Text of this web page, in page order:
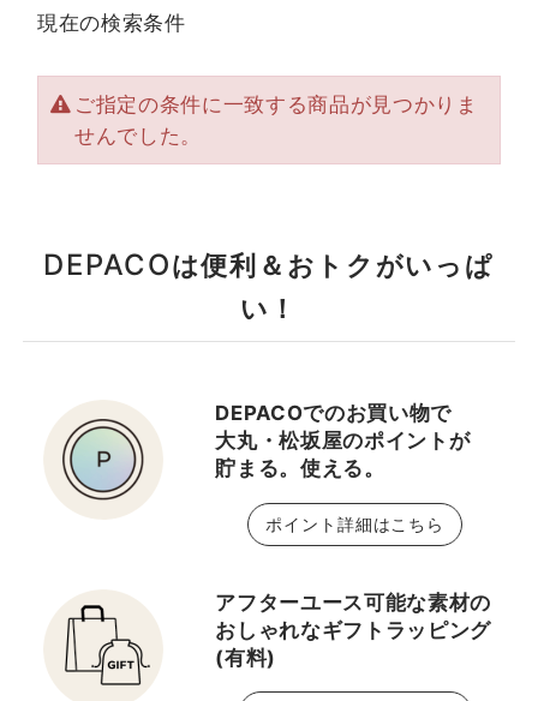
現在の検索条件
ご指定の条件に一致する商品が見つかりま
せんでした。
DEPACOは便利＆おトクがいっぱ
い！
DEPACOでのお買い物で
大丸・松坂屋のポイントが
貯まる。使える。
ポイント詳細はこちら
アフターユース可能な素材の
おしゃれなギフトラッピング
(有料)